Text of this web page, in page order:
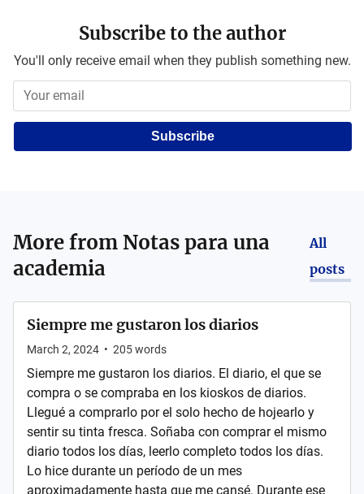
Subscribe to the author
You'll only receive email when they publish something new.
Subscribe
More from Notas para una
academia
All
posts
Siempre me gustaron los diarios
March 2, 2024 • 205words
Siempre me gustaron los diarios. El diario, el que se
compra o se compraba en los kioskos de diarios.
Llegué a comprarlo por el solo hecho de hojearlo y
sentir su tinta fresca. Soñaba con comprar el mismo
diario todos los días, leerlo completo todos los días.
Lo hice durante un período de un mes
aproximadamente hasta que me cansé. Durante ese